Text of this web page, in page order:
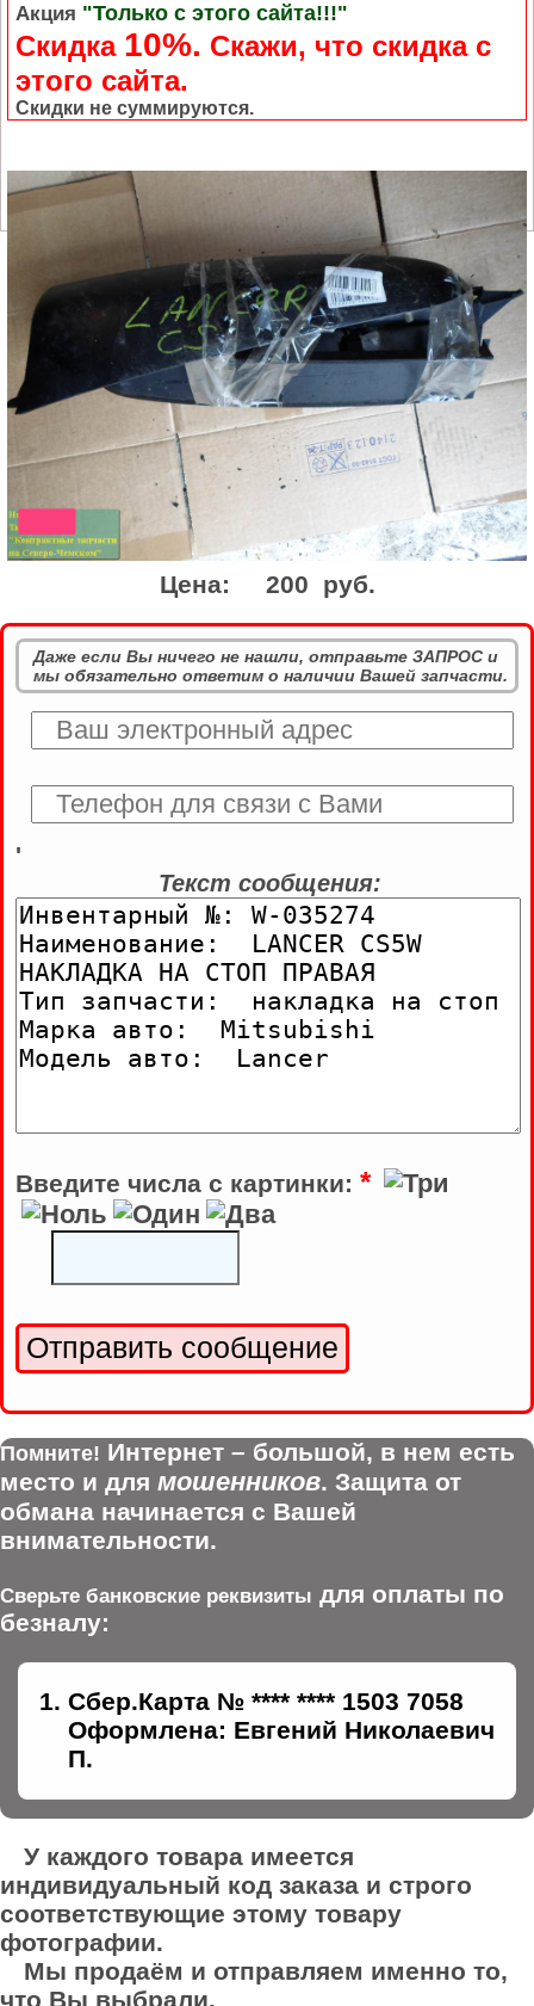
Акция "Только с этого сайта!!!"
Скидка 10%. Cкажи, что скидка с
этого сайта.
Скидки не суммируются.
Цена: 200 руб.
Даже если Вы ничего не нашли, отправьте ЗАПРОС и
мы обязательно ответим о наличии Вашей запчасти.
'
Текст сообщения:
Введите числа с картинки: *
Помните! Интернет – большой, в нем есть
место и для мошенников. Защита от
обмана начинается с Вашей
внимательности.
Сверьте банковские реквизиты для оплаты по
безналу:
Сбер.Карта № **** **** 1503 7058
Оформлена: Евгений Николаевич
П.
У каждого товара имеется
индивидуальный код заказа и строго
соответствующие этому товару
фотографии.
Мы продаём и отправляем именно то,
что Вы выбрали.